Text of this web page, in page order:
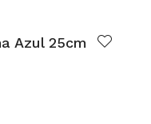
Azul 25cm